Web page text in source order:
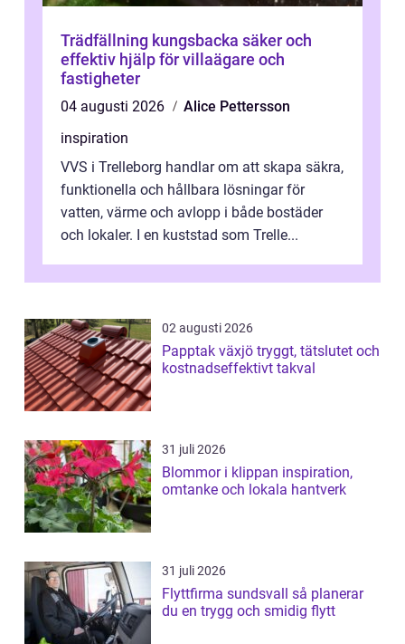
Trädfällning kungsbacka säker och
effektiv hjälp för villaägare och
fastigheter
04 augusti 2026
Alice Pettersson
inspiration
VVS i Trelleborg handlar om att skapa säkra,
funktionella och hållbara lösningar för
vatten, värme och avlopp i både bostäder
och lokaler. I en kuststad som Trelle...
02 augusti 2026
Papptak växjö tryggt, tätslutet och
kostnadseffektivt takval
31 juli 2026
Blommor i klippan inspiration,
omtanke och lokala hantverk
31 juli 2026
Flyttfirma sundsvall så planerar
du en trygg och smidig flytt